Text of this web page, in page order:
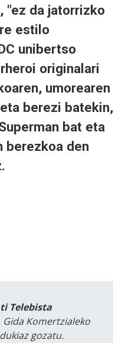
"ez da jatorrizko
estilo
unibertso
originalari
umorearen
berezi batekin,
bat eta
berezkoa den
Telebista
Gida Komertzialeko
gozatu.